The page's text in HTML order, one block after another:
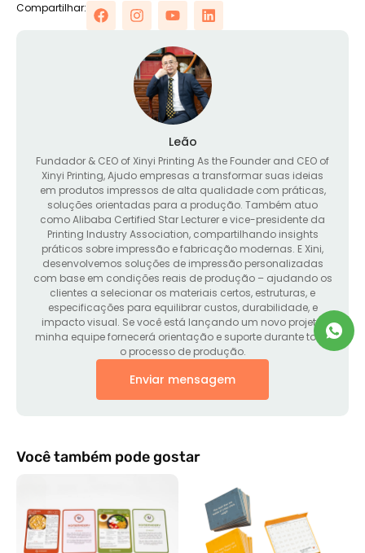
Compartilhar:
Leão
Fundador & CEO of Xinyi Printing As the Founder and CEO of
Xinyi Printing, Ajudo empresas a transformar suas ideias
em produtos impressos de alta qualidade com práticas,
soluções orientadas para a produção. Também atuo
como Alibaba Certified Star Lecturer e vice-presidente da
Printing Industry Association, compartilhando insights
práticos sobre impressão e fabricação modernas. E Xini,
desenvolvemos soluções de impressão personalizadas
com base em condições reais de produção – ajudando os
clientes a selecionar os materiais certos, estruturas, e
especificações para equilibrar custos, durabilidade, e
impacto visual. Se você está lançando um novo projeto,
minha equipe fornecerá orientação e suporte durante todo
o processo de produção.
Enviar mensagem
Você também pode gostar